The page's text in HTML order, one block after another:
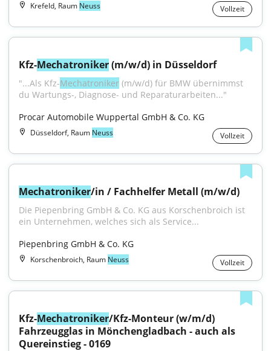
Krefeld, Raum Neuss Vollzeit
Kfz-Mechatroniker (m/w/d) in Düsseldorf
"...Als Kfz-Mechatroniker (m/w/d) für BMW übernimmst
du Wartungs-, Diagnose- und Reparaturarbeiten..."
Procar Automobile Wuppertal GmbH & Co. KG
Düsseldorf, Raum Neuss Vollzeit
Mechatroniker/in / Fachhelfer Metall (m/w/d)
Die Piepenbring GmbH & Co. KG aus Korschenbroich ist
ein Unternehmen, welches sich als Service...
Piepenbring GmbH & Co. KG
Korschenbroich, Raum Neuss Vollzeit
Kfz-Mechatroniker/Kfz-Monteur (w/m/d)
Fahrzeugglas in Mönchengladbach - auch als
Quereinstieg - 0169